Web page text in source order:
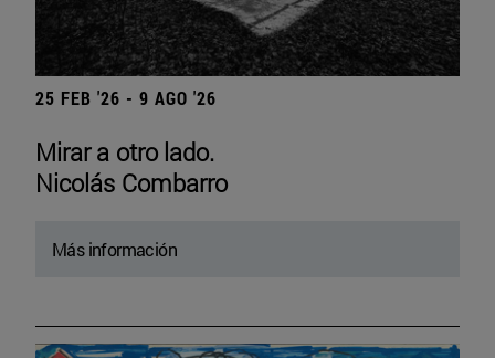
25 FEB '26 - 9 AGO '26
Mirar a otro lado.
Nicolás Combarro
Más información